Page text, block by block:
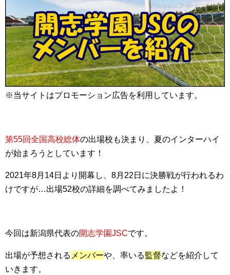
※当サイトはプロモーション広告を利用しています。
第55回全国高校総体の出場校も決まり、夏のインターハイ
が始まろうとしています！
2021年8月14日より開幕し、8月22日に決勝戦が行われるわ
けですが…出場52校の詳細を調べてみましたよ！
今回は新潟県代表の開志学園JSCです。
出場が予想される メンバーや、率いる監督などを紹介して
いきます。